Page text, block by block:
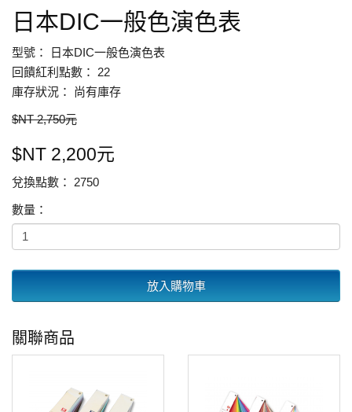
日本DIC一般色演色表
型號： 日本DIC一般色演色表
回饋紅利點數： 22
庫存狀況： 尚有庫存
$NT 2,750元
$NT 2,200元
兌換點數： 2750
數量：
放入購物車
關聯商品